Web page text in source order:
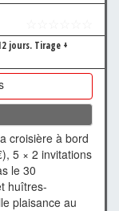
jours. Tirage +
croisière à bord
5 × 2 invitations
le 30
huîtres-
plaisance au